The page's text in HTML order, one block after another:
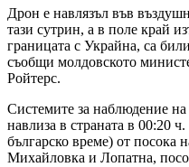
Дрон е навлязъл във
тази сутрин, а в поле край
границата с Украйна, са
съобщи молдовското
Ройтерс.
Системите за наблюдение
навлиза в страната в 00:20
българско време) от посока
Михайловка и Лопатна,